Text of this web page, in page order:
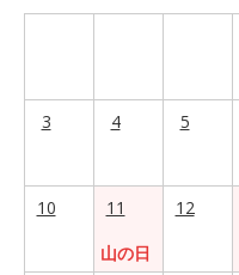
3 4 5
10
11
山の日
12